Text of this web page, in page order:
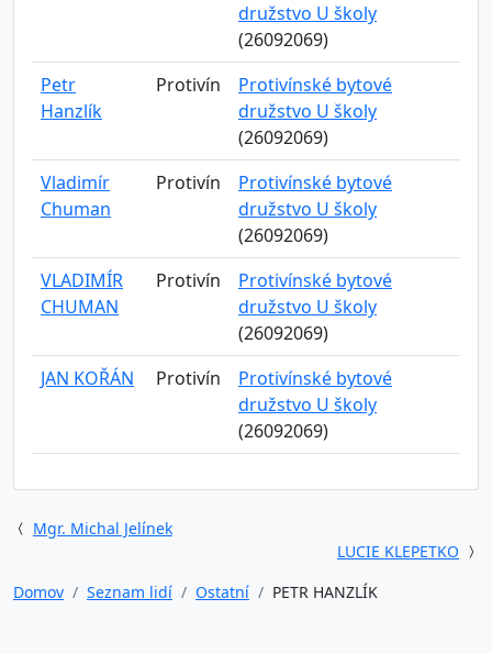
družstvo U školy
(26092069)
Petr
Hanzlík
Protivín
Protivínské bytové
družstvo U školy
(26092069)
Vladimír
Chuman
Protivín
Protivínské bytové
družstvo U školy
(26092069)
VLADIMÍR
CHUMAN
Protivín
Protivínské bytové
družstvo U školy
(26092069)
JAN KOŘÁN
Protivín
Protivínské bytové
družstvo U školy
(26092069)
Mgr. Michal Jelínek
LUCIE KLEPETKO
Domov
Seznam lidí Ostatní PETR HANZLÍK